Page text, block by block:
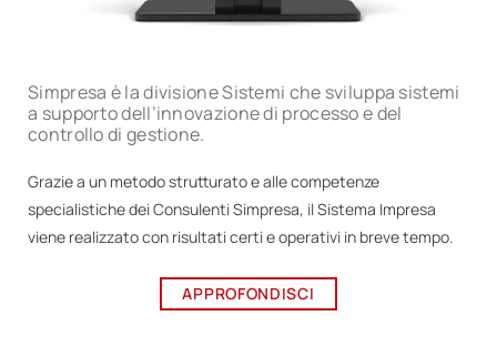
Simpresa è la divisione Sistemi che sviluppa sistemi
a supporto dell’innovazione di processo e del
controllo di gestione.
Grazie a un metodo strutturato e alle competenze
specialistiche dei Consulenti Simpresa, il Sistema Impresa
viene realizzato con risultati certi e operativi in breve tempo.
APPROFONDISCI